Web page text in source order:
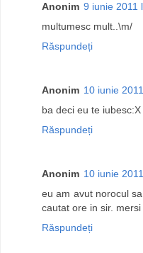
Anonim 9 iunie 2011
multumesc mult..\m/
Răspundeți
Anonim 10 iunie
ba deci eu te iubesc:X
Răspundeți
Anonim 10 iunie
eu am avut norocul
cautat ore in sir.
Răspundeți